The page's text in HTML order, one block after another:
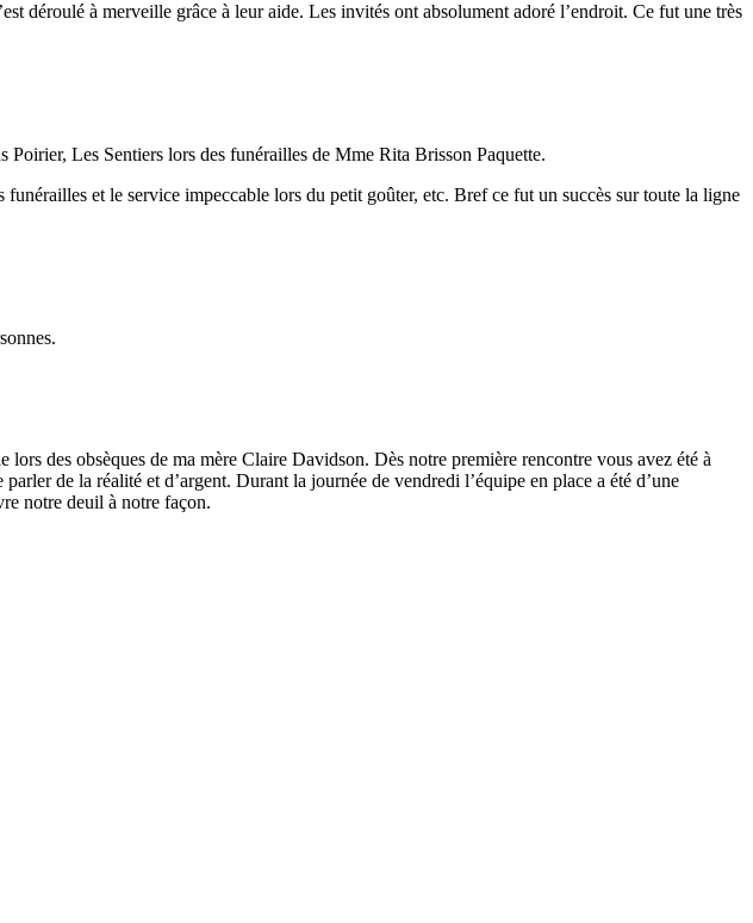
déroulé à merveille grâce à leur aide. Les invités ont absolument adoré l’endroit. Ce fut une très
Les Sentiers lors des funérailles de Mme Rita Brisson Paquette.
et le service impeccable lors du petit goûter, etc. Bref ce fut un succès sur toute la ligne
des obsèques de ma mère Claire Davidson. Dès notre première rencontre vous avez été à
de la réalité et d’argent. Durant la journée de vendredi l’équipe en place a été d’une
notre deuil à notre façon.